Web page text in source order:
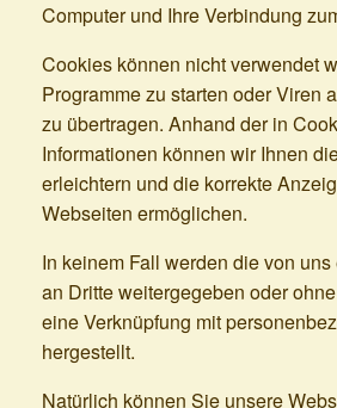
Computer und Ihre Verbindung
Cookies können nicht verwendet
Programme zu starten oder Viren
zu übertragen. Anhand der in
Informationen können wir Ihnen
erleichtern und die korrekte
Webseiten ermöglichen.
In keinem Fall werden die von
an Dritte weitergegeben oder
eine Verknüpfung mit
hergestellt.
Natürlich können Sie unsere